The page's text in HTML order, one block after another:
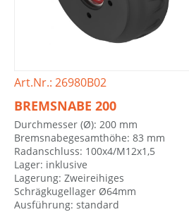
Art.Nr.: 26980B02
BREMSNABE 200
Durchmesser (Ø): 200 mm
Bremsnabegesamthöhe: 83 mm
Radanschluss: 100x4/M12x1,5
Lager: inklusive
Lagerung: Zweireihiges
Schrägkugellager Ø64mm
Ausführung: standard